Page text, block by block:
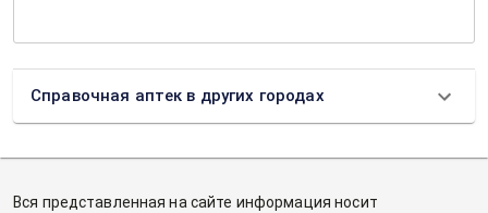
Справочная аптек в других городах
Вся представленная на сайте информация носит